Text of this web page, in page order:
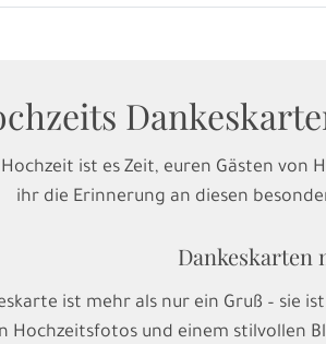
ist es Zeit, euren Gästen von
ihr die Erinnerung an diesen
Dankeskarten
ist mehr als nur ein Gruß – sie
Hochzeitsfotos und einem stilvollen